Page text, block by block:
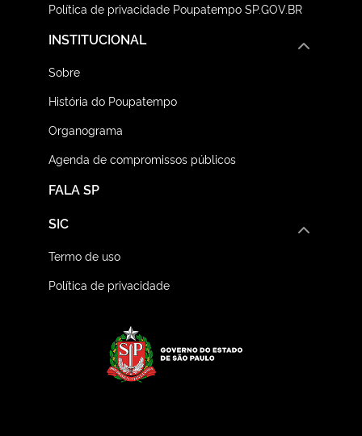
Política de privacidade Poupatempo SP.GOV.BR
FALA SP
INSTITUCIONAL
Sobre
História do Poupatempo
Organograma
Agenda de compromissos públicos
SIC
Termo de uso
Política de privacidade